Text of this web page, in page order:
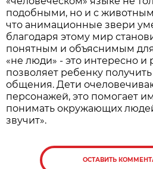
подобными, но и с
что анимационные звери
благодаря этому мир
понятным и объяснимым
«не люди» - это интересно и
позволяет ребенку
общения. Дети
персонажей, это помогает
понимать окружающих
звучит».
ОСТАВИТЬ